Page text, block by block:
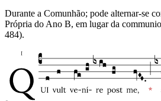
Durante a Comunhão; pode alternar-se
Própria do Ano B, em lugar da
484).